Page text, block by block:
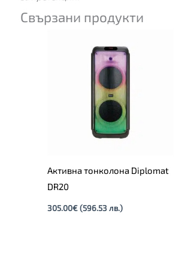
Свързани продукти
Активна тонколона Diplomat
DR20
305.00€(596.53 лв.)